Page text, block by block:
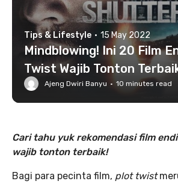
Tips & Lifestyle · 15 May 2022
Mindblowing! Ini 20 Film
Twist Wajib Tonton
Ajeng Dwiri Banyu · 10 minutes read
Cari tahu yuk rekomendasi film
wajib tonton terbaik!
Bagi para pecinta film, plot twist